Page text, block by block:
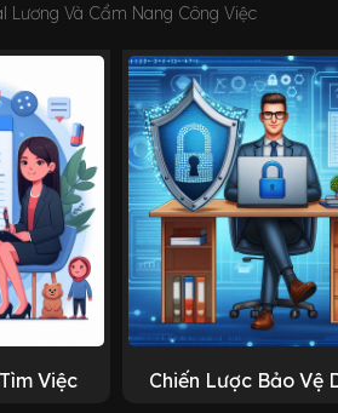
Lương Và Cẩm Nang Công Việc
Việc Chiến Lược Bảo Vệ